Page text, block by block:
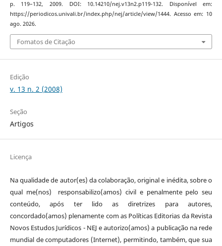
p. 119–132, 2009. DOI: 10.14210/nej.v13n2.p119-132. Disponível em:
https://periodicos.univali.br/index.php/nej/article/view/1444. Acesso em: 10
ago. 2026.
Fomatos de Citação
Edição
v. 13 n. 2 (2008)
Seção
Artigos
Licença
Na qualidade de autor(es) da colaboração, original e inédita, sobre o
qual me(nos) responsabilizo(amos) civil e penalmente pelo seu
conteúdo, após ter lido as diretrizes para autores,
concordado(amos) plenamente com as Políticas Editorias da Revista
Novos Estudos Jurídicos - NEJ e autorizo(amos) a publicação na rede
mundial de computadores (Internet), permitindo, também, que sua